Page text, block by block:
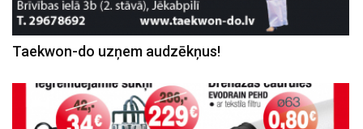
Taekwon-do uzņem audzēkņus!